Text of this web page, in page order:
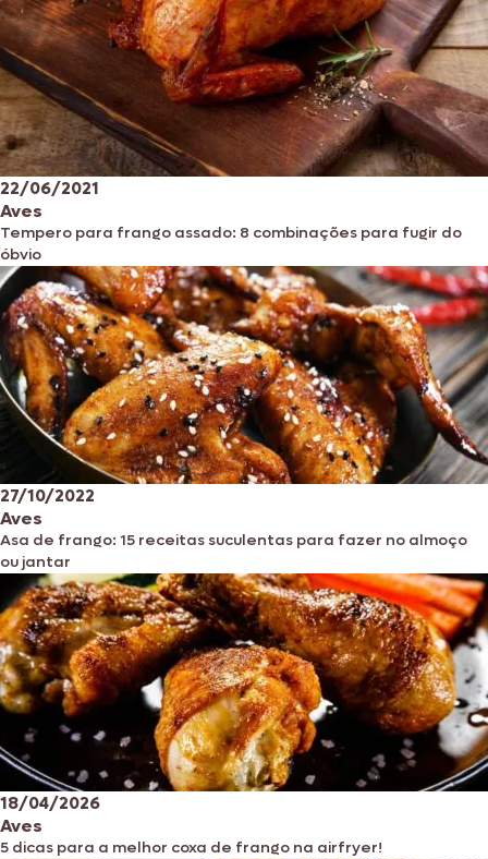
22/06/2021
Aves
Tempero para frango assado: 8 combinações para fugir do
óbvio
27/10/2022
Aves
Asa de frango: 15 receitas suculentas para fazer no almoço
ou jantar
18/04/2026
Aves
5 dicas para a melhor coxa de frango na airfryer!